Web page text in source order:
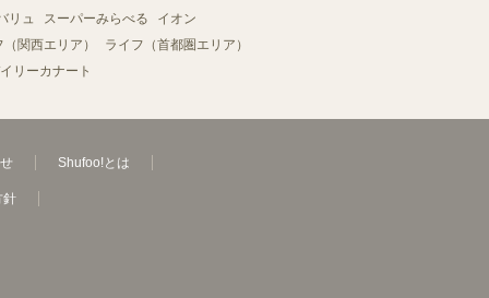
リュ スーパーみらべる
イオン
関西エリア）
ライフ（首都圏エリア）
リーカナート
Shufoo!とは
針